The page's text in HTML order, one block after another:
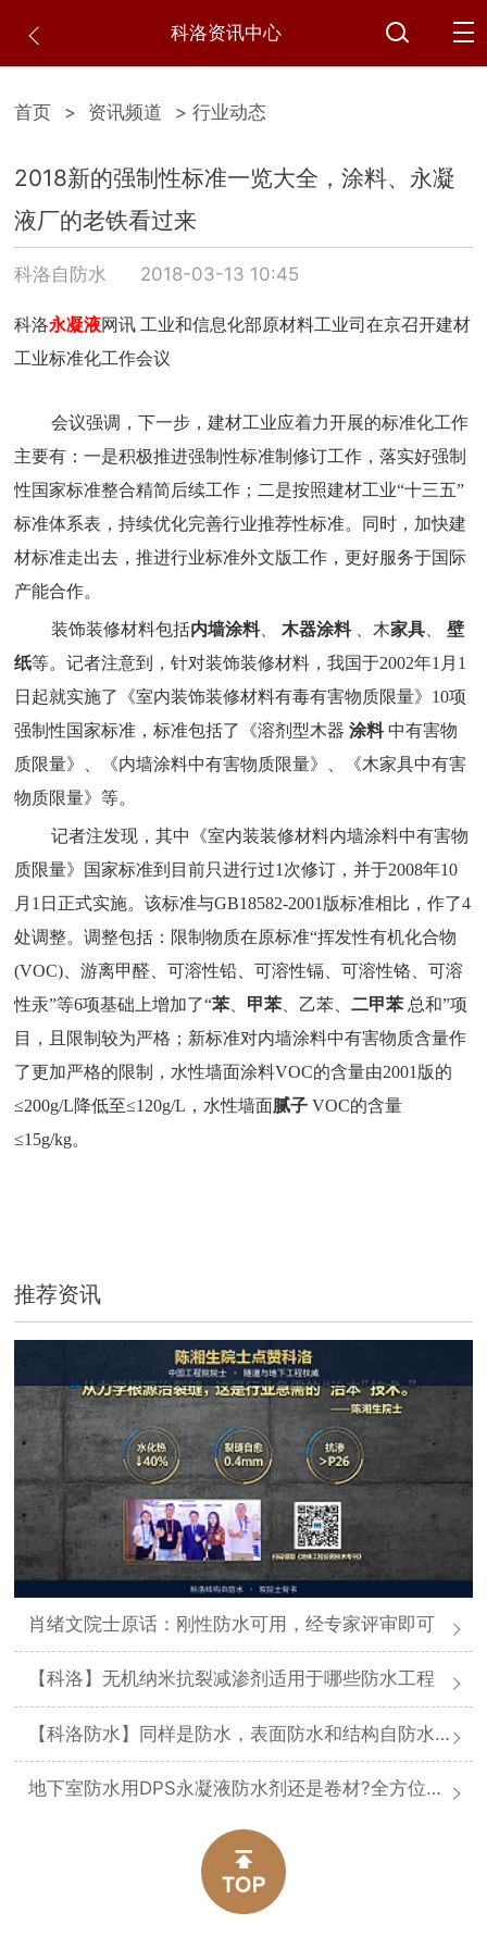
科洛资讯中心
首页 > 资讯频道 > 行业动态
2018新的强制性标准一览大全，涂料、永凝
液厂的老铁看过来
科洛自防水 2018-03-13 10:45
科洛永凝液网讯 工业和信息化部原材料工业司在京召开建材
工业标准化工作会议
会议强调，下一步，建材工业应着力开展的标准化工作
主要有：一是积极推进强制性标准制修订工作，落实好强制
性国家标准整合精简后续工作；二是按照建材工业“十三五”
标准体系表，持续优化完善行业推荐性标准。同时，加快建
材标准走出去，推进行业标准外文版工作，更好服务于国际
产能合作。
装饰装修材料包括内墙涂料、 木器涂料 、木家具
壁
纸等。记者注意到，针对装饰装修材料，我国于2002年1月1
日起就实施了《室内装饰装修材料有毒有害物质限量》10项
强制性国家标准，标准包括了《溶剂型木器 涂料 中有害物
质限量》、《内墙涂料中有害物质限量》、《木家具中有害
物质限量》等。
记者注发现，其中《室内装装修材料内墙涂料中有害物
质限量》国家标准到目前只进行过1次修订，并于2008年10
月1日正式实施。该标准与GB18582-2001版标准相比，作了4
处调整。调整包括：限制物质在原标准“挥发性有机化合物
(VOC)、游离甲醛、可溶性铅、可溶性镉、可溶性铬、可溶
性汞”等6项基础上增加了“苯 甲苯 、乙苯、二甲苯 总和”项
目，且限制较为严格；新标准对内墙涂料中有害物质含量作
了更加严格的限制，水性墙面涂料VOC的含量由2001版的
≤200g/L降低至≤120g/L，水性墙面腻子 VOC的含量
≤15g/kg。
推荐资讯
肖绪文院士原话：刚性防水可用，经专家评审即可
【科洛】无机纳米抗裂减渗剂适用于哪些防水工程
【科洛防水】同样是防水，表面防水和结构自防水差在哪
地下室防水用DPS永凝液防水剂还是卷材?全方位对比分析